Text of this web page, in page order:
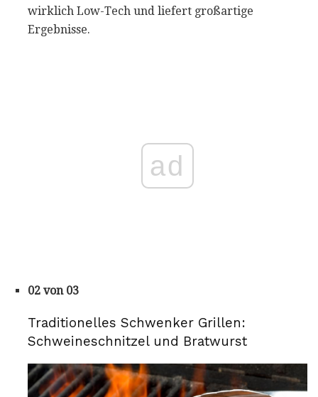
wirklich Low-Tech und liefert großartige
Ergebnisse.
ad
02 von 03
Traditionelles Schwenker Grillen:
Schweineschnitzel und Bratwurst